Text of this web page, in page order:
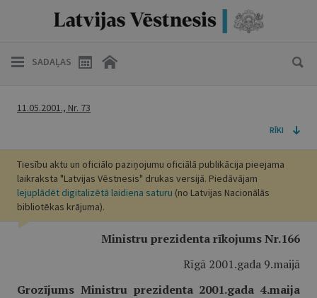
SADAĻAS
11.05.2001., Nr. 73
RĪKI
Tiesību aktu un oficiālo paziņojumu oficiālā publikācija pieejama
laikraksta "Latvijas Vēstnesis" drukas versijā. Piedāvājam
lejuplādēt digitalizētā laidiena saturu (no Latvijas Nacionālās
bibliotēkas krājuma).
Ministru prezidenta rīkojums Nr.166
Rīgā 2001.gada 9.maijā
Grozījums Ministru prezidenta 2001.gada 4.maija